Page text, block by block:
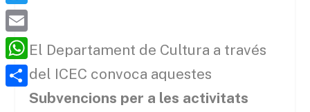
El Departament de Cultura a través
del ICEC convoca aquestes
Subvencions per a les activitats
a
c
e
b
T
w
i
t
E
m
a
W
h